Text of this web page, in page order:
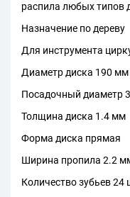
распила любых типов
Назначение по дереву
Для инструмента
Диаметр диска 190 мм
Посадочный диаметр
Толщина диска 1.4 мм
Форма диска прямая
Ширина пропила 2.2
Количество зубьев 24